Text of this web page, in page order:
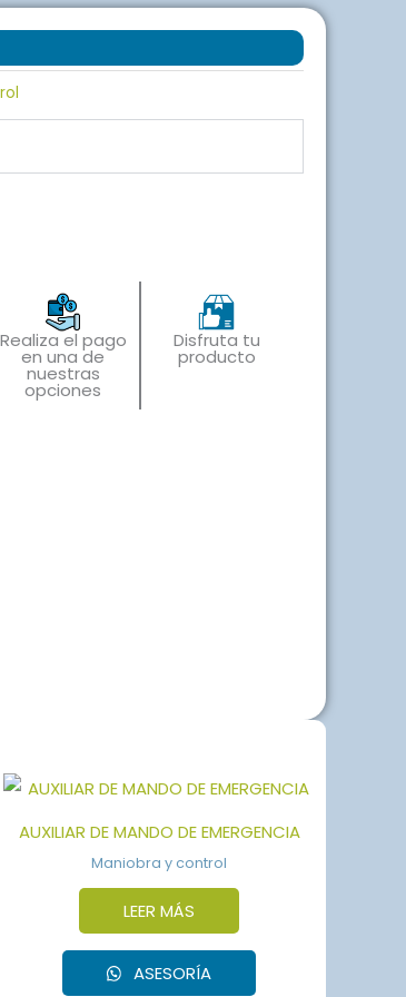
Realiza el pago
en una de
nuestras
opciones
Disfruta tu
producto
AUXILIAR DE MANDO DE EMERGENCIA
Maniobra y control
LEER MÁS
ASESORÍA